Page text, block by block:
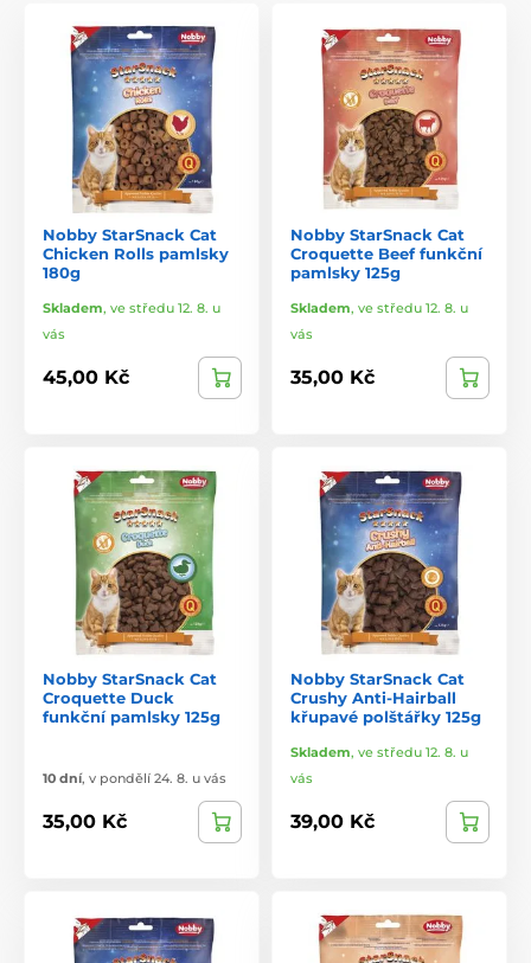
Nobby StarSnack Cat
Chicken Rolls pamlsky
180g
Skladem, ve středu 12. 8. u
vás
45,00 Kč
Nobby StarSnack Cat
Croquette Beef funkční
pamlsky 125g
Skladem, ve středu 12. 8. u
vás
35,00 Kč
Nobby StarSnack Cat
Croquette Duck
funkční pamlsky 125g
10 dní, v pondělí 24. 8. u vás
35,00 Kč
Nobby StarSnack Cat
Crushy Anti-Hairball
křupavé polštářky 125g
Skladem, ve středu 12. 8. u
vás
39,00 Kč